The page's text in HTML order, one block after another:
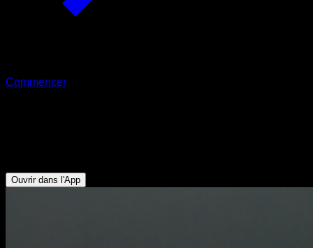
Commencer
Ouvrir dans l'App